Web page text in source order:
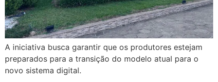
A iniciativa busca garantir que os produtores estejam
preparados para a transição do modelo atual para o
novo sistema digital.